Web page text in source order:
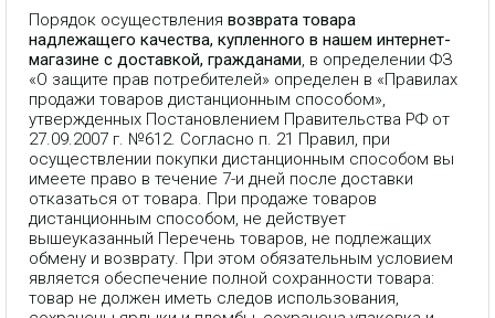
Порядок осуществления возврата товара
надлежащего качества, купленного в нашем интернет-
магазине с доставкой, гражданами , в определении ФЗ
«О защите прав потребителей» определен в «Правилах
продажи товаров дистанционным способом»,
утвержденных Постановлением Правительства РФ от
27.09.2007 г. №612. Согласно п. 21 Правил, при
осуществлении покупки дистанционным способом вы
имеете право в течение 7-и дней после доставки
отказаться от товара. При продаже товаров
дистанционным способом, не действует
вышеуказанный Перечень товаров, не подлежащих
обмену и возврату. При этом обязательным условием
является обеспечение полной сохранности товара:
товар не должен иметь следов использования,